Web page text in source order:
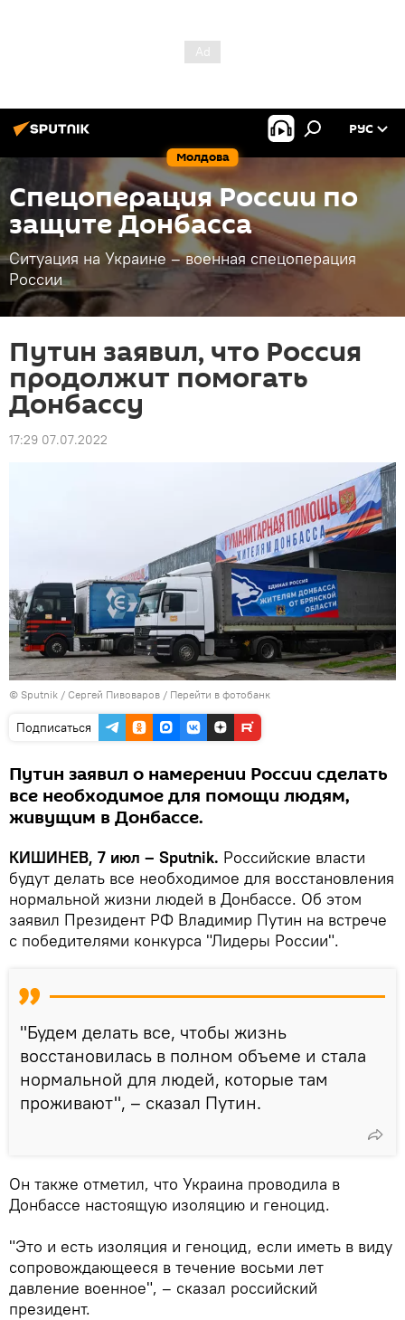
Молдова
РУС
Спецоперация России по
защите Донбасса
Ситуация на Украине – военная спецоперация
России
Путин заявил, что Россия
продолжит помогать
Донбассу
17:29 07.07.2022
© Sputnik / Сергей Пивоваров / Перейти в фотобанк
Подписаться
Путин заявил о намерении России сделать
все необходимое для помощи людям,
живущим в Донбассе.
КИШИНЕВ, 7 июл – Sputnik. Российские власти
будут делать все необходимое для восстановления
нормальной жизни людей в Донбассе. Об этом
заявил Президент РФ Владимир Путин на встрече
с победителями конкурса "Лидеры России".
"Будем делать все, чтобы жизнь
восстановилась в полном объеме и стала
нормальной для людей, которые там
проживают", – сказал Путин.
Он также отметил, что Украина проводила в
Донбассе настоящую изоляцию и геноцид.
"Это и есть изоляция и геноцид, если иметь в виду
сопровождающееся в течение восьми лет
давление военное", – сказал российский
президент.